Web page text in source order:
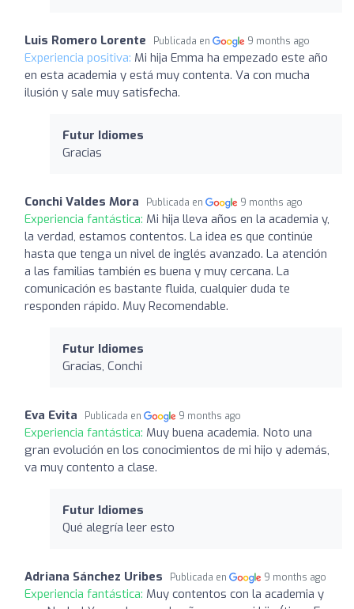
Luis Romero Lorente Publicada en 9 months ago
Experiencia positiva: Mi hija Emma ha empezado este año
en esta academia y está muy contenta. Va con mucha
ilusión y sale muy satisfecha.
Futur Idiomes
Gracias
Conchi Valdes Mora Publicada en 9 months ago
Experiencia fantástica: Mi hija lleva años en la academia y,
la verdad, estamos contentos. La idea es que continúe
hasta que tenga un nivel de inglés avanzado. La atención
a las familias también es buena y muy cercana. La
comunicación es bastante fluida, cualquier duda te
responden rápido. Muy Recomendable.
Futur Idiomes
Gracias, Conchi
Eva Evita Publicada en 9 months ago
Experiencia fantástica: Muy buena academia. Noto una
gran evolución en los conocimientos de mi hijo y además,
va muy contento a clase.
Futur Idiomes
Qué alegría leer esto
Adriana Sánchez Uribes Publicada en 9 months ago
Experiencia fantástica: Muy contentos con la academia y